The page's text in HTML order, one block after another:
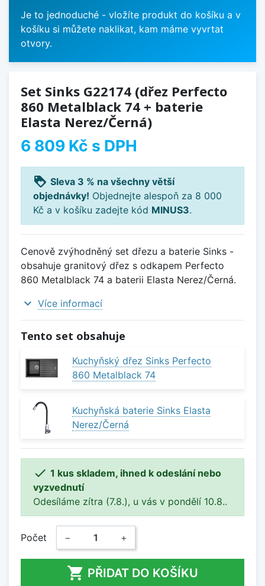
Je to jednoduché - vložíte produkt do košíku a v
košíku si můžete naklikat, kam máme vyvrtat
otvory.
Set Sinks G22174 (dřez Perfecto
860 Metalblack 74 + baterie
Elasta Nerez/Černá)
6 809 Kč s DPH
loyalty Sleva 3 % na všechny větší
objednávky! Objednejte alespoň za 8 000
Kč a v košíku zadejte kód MINUS3.
Cenově zvýhodněný set dřezu a baterie Sinks -
obsahuje granitový dřez s odkapem Perfecto
860 Metalblack 74 a baterii Elasta Nerez/Černá.
expand_more Více informací
Tento set obsahuje
Kuchyňský dřez Sinks Perfecto
860 Metalblack 74
Kuchyňská baterie Sinks Elasta
Nerez/Černá
 1 kus skladem, ihned k odeslání nebo
vyzvednutí
Odesíláme zítra (7.8.), u vás v pondělí 10.8..
Počet − +
 PŘIDAT DO KOŠÍKU